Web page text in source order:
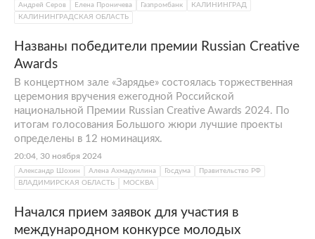
Андрей Серов Елена Проничева Газпромбанк
КАЛИНИНГРАД
КАЛИНИНГРАДСКАЯ ОБЛАСТЬ
Названы победители премии Russian Creative
Awards
В концертном зале «Зарядье» состоялась торжественная
церемония вручения ежегодной Российской
национальной Премии Russian Creative Awards 2024. По
итогам голосования Большого жюри лучшие проекты
определены в 12 номинациях.
20:04, 30 ноября 2024
Александр Шохин Алена Ахмадуллина Госдума
Правительство РФ
ВЛАДИМИРСКАЯ ОБЛАСТЬ
МОСКВА
Начался прием заявок для участия в
международном конкурсе молодых